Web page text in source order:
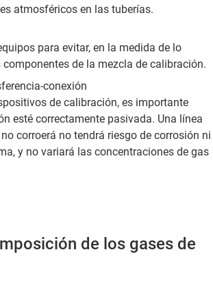
atmosféricos en las tuberías.
para evitar, en la medida de lo
de la mezcla de calibración.
conexión
de calibración, es importante
esté correctamente pasivada. Una línea
corroerá no tendrá riesgo de corrosión ni
y no variará las concentraciones de gas
de los gases de